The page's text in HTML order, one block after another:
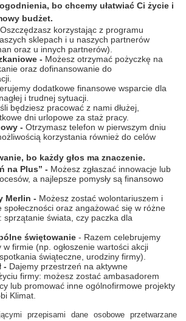
bo chcemy ułatwiać Ci życie i
budżet.
Oszczędzasz korzystając z programu
sklepach i u naszych partnerów
oraz u innych partnerów).
- Możesz otrzymać pożyczkę na
oraz dofinansowanie do
dodatkowe finansowe wsparcie dla
i trudnej sytuacji.
będziesz pracować z nami dłużej,
dni urlopowe za staż pracy.
- Otrzymasz telefon w pierwszym dniu
korzystania również do celów
bo każdy głos ma znaczenie.
na Plus” - Możesz zgłaszać innowacje lub
a najlepsze pomysły są finansowo
Merlin - Możesz zostać wolontariuszem i
społeczności oraz angażować się w różne
sprzątanie świata, czy paczka dla
świętowanie - Razem celebrujemy
firmie (np. ogłoszenie wartości akcji
świąteczne, urodziny firmy).
- Dajemy przestrzeń na aktywne
firmy: możesz zostać ambasadorem
lub promować inne ogólnofirmowe projekty
Klimat.
przepisami dane osobowe przetwarzane